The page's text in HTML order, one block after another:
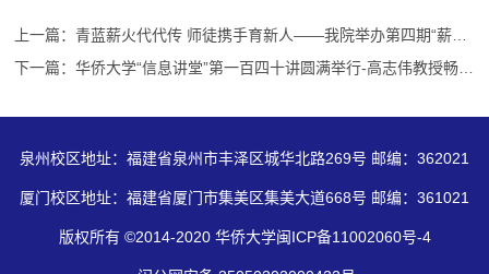
泉州校区地址：福建省泉州市丰泽区城华北路269号 邮编：362021
厦门校区地址：福建省厦门市集美区集美大道668号 邮编：361021
版权所有 ©2014-2020 华侨大学闽ICP备11002060号-4